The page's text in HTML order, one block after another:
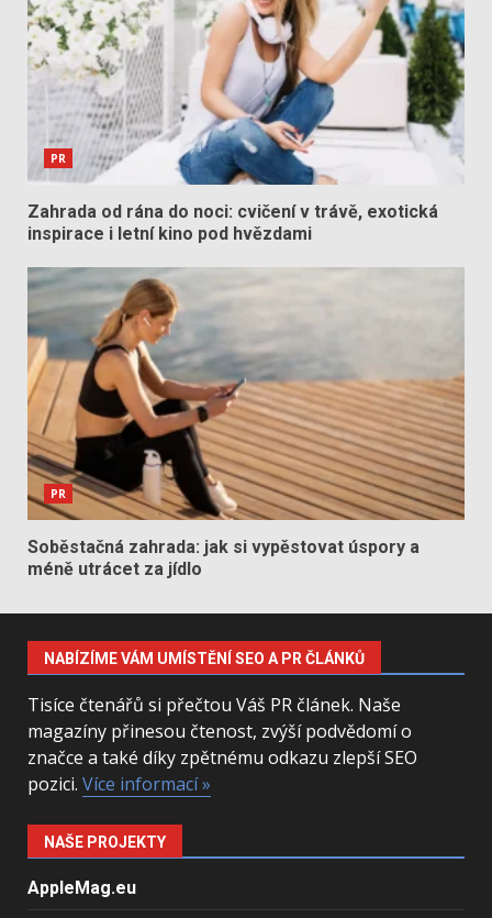
PR
Zahrada od rána do noci: cvičení v trávě, exotická
inspirace i letní kino pod hvězdami
PR
Soběstačná zahrada: jak si vypěstovat úspory a
méně utrácet za jídlo
NABÍZÍME VÁM UMÍSTĚNÍ SEO A PR ČLÁNKŮ
Tisíce čtenářů si přečtou Váš PR článek. Naše
magazíny přinesou čtenost, zvýší podvědomí o
značce a také díky zpětnému odkazu zlepší SEO
pozici. Více informací »
NAŠE PROJEKTY
AppleMag.eu